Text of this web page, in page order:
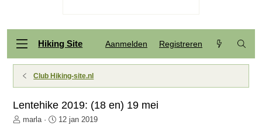
Hiking Site Aanmelden Registreren
Club Hiking-site.nl
Lentehike 2019: (18 en) 19 mei
O
marla
S12 jan 2019